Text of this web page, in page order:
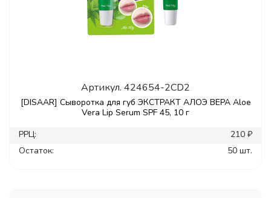
Артикул. 424654-2CD2
[DISAAR] Сыворотка для губ ЭКСТРАКТ АЛОЭ ВЕРА Aloe
Vera Lip Serum SPF 45, 10 г
РРЦ:
210 ₽
Остаток:
50 шт.